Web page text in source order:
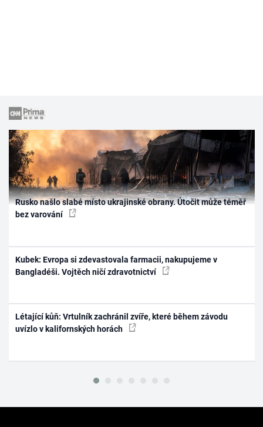
Rusko našlo slabé místo ukrajinské obrany. Útočit může téměř
bez varování
Kubek: Evropa si zdevastovala farmacii, nakupujeme v
Bangladéši. Vojtěch ničí zdravotnictví
Létající kůň: Vrtulník zachránil zvíře, které během závodu
uvízlo v kalifornských horách